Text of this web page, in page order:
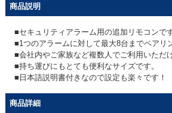
商品説明
■セキュリティアラーム用の追加リモコンです
■1つのアラームに対して最大8台までペアリ
■会社内やご家族など複数人でご利用いただ
■持ち運びにもとても便利なサイズです。
■日本語説明書付きなので設定も楽々です！
商品詳細